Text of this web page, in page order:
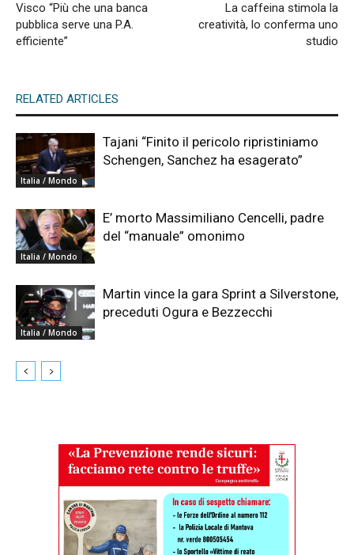
Visco “Più che una banca
pubblica serve una P.A.
efficiente”
La caffeina stimola la
creatività, lo conferma uno
studio
RELATED ARTICLES
Italia / Mondo
Tajani “Finito il pericolo ripristiniamo
Schengen, Sanchez ha esagerato”
Italia / Mondo
E’ morto Massimiliano Cencelli, padre
del “manuale” omonimo
Italia / Mondo
Martin vince la gara Sprint a Silverstone,
preceduti Ogura e Bezzecchi